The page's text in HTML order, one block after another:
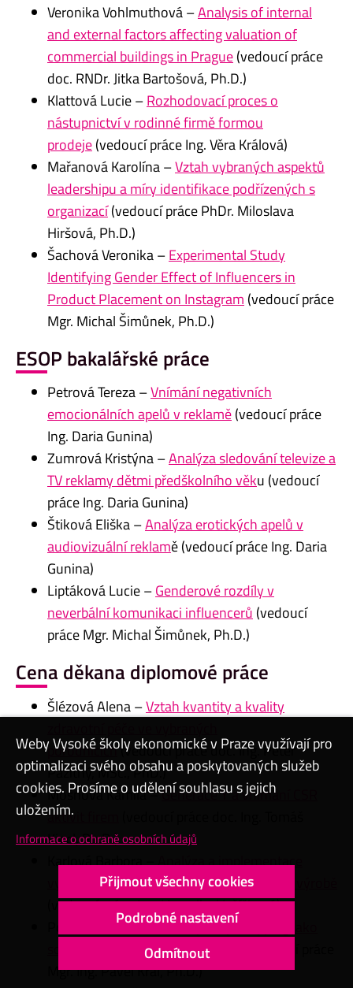
Veronika Vohlmuthová –Analysis of internal
and external factors affecting valuation of
commercial buildings in Prague(vedoucí práce
doc. RNDr. Jitka Bartošová, Ph.D.)
Klattová Lucie –Rozhodovací proces o
nástupnictví v rodinné firmě formou
prodeje(vedoucí práce Ing. Věra Králová)
Mařanová Karolína –Vztah vybraných aspektů
leadershipu a míry identifikace podřízených s
organizací(vedoucí práce PhDr. Miloslava
Hiršová, Ph.D.)
Šachová Veronika –Experimental Study
Identifying Gender Effect of Influencers in
Product Placement on Instagram (vedoucí práce
Mgr. Michal Šimůnek, Ph.D.)
ESOP bakalářské práce
Petrová Tereza –Vnímání negativních
emocionálních apelů v reklamě(vedoucí práce
Ing. Daria Gunina)
Zumrová Kristýna –Analýza sledování televize a
TV reklamy dětmi předškolního věku (vedoucí
práce Ing. Daria Gunina)
Štiková Eliška –Analýza erotických apelů v
audiovizuální reklamě (vedoucí práce Ing. Daria
Gunina)
Liptáková Lucie –Genderové rozdíly v
neverbální komunikaci influencerů (vedoucí
práce Mgr. Michal Šimůnek, Ph.D.)
Cena děkana diplomové práce
Šlézová Alena –Vztah kvantity a kvality
porodnicích(vedoucí práce doc. Ing. Peter
Pažitný, MSc., PhD.)
Mošnová Kamila –Generace Y a vnímání CSR
aktivit firem
Kincl, Ph.D.)
Karlová Barbora –Analýza a implementace
vybraných technik lean managementu ve výrobě
(vedoucí práce Ing. Veronika Vašíčková)
Potměšilová Renata –Mystery shopping jako
součást hodnocení zaměstnanců
Mgr. Ing. Pavel Král, Ph.D.)
Weby Vysoké školy ekonomické v Praze využívají pro
optimalizaci svého obsahu a poskytovaných služeb
cookies. Prosíme o udělení souhlasu s jejich
uložením.
Informace o ochraně osobních údajů
Přijmout všechny cookies
Podrobné nastavení
Odmítnout